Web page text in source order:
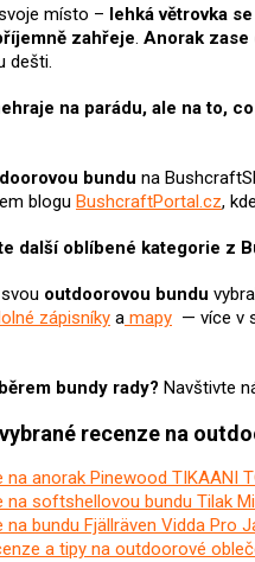
místo – lehká větrovka
zahřeje. Anorak zase
dešti.
na parádu, ale na to,
bundu na
blogu BushcraftPortal.cz,
další oblíbené kategorie z
outdoorovou bundu
zápisníky a mapy — více v
bundy rady? Navštivte
recenze na
na anorak Pinewood TIKAANI
na softshellovou bundu Tilak
na bundu Fjällräven Vidda Pro
a tipy na outdoorové